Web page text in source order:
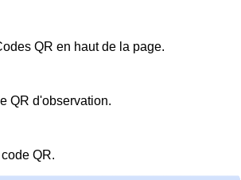
QR en haut de la page.
QR d'observation.
QR.